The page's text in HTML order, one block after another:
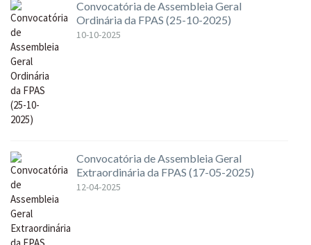
Convocatória de Assembleia Geral
Ordinária da FPAS (25-10-2025)
10-10-2025
Convocatória de Assembleia Geral
Extraordinária da FPAS (17-05-2025)
12-04-2025